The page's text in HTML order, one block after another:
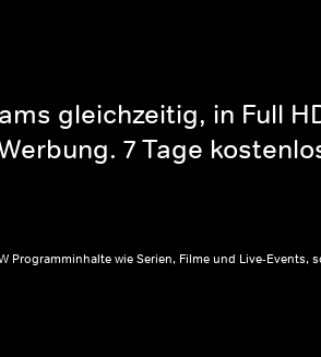
gleichzeitig, in Full
7 Tage
Programminhalte wie Serien, Filme und Live-Events,